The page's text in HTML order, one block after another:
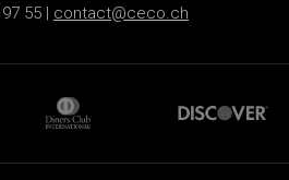
55 | contact@ceco.ch